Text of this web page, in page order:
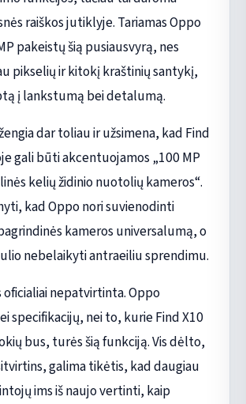
raiškos jutiklyje. Tariamas Oppo
pakeistų šią pusiausvyrą, nes
pikselių ir kitokį kraštinių santykį,
į lankstumą bei detalumą.
dar toliau ir užsimena, kad Find
gali būti akcentuojamos „100 MP
kelių židinio nuotolių kameros“.
kad Oppo nori suvienodinti
kameros universalumą, o
nebelaikyti antraeiliu sprendimu.
oficialiai nepatvirtinta. Oppo
specifikacijų, nei to, kurie Find X10
bus, turės šią funkciją. Vis dėlto,
galima tikėtis, kad daugiau
ims iš naujo vertinti, kaip